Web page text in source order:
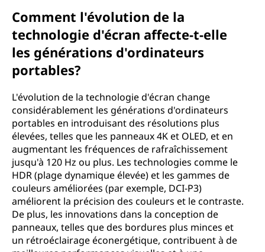
Comment l'évolution de la
technologie d'écran affecte-t-elle
les générations d'ordinateurs
portables?
L'évolution de la technologie d'écran change
considérablement les générations d'ordinateurs
portables en introduisant des résolutions plus
élevées, telles que les panneaux 4K et OLED, et en
augmentant les fréquences de rafraîchissement
jusqu'à 120 Hz ou plus. Les technologies comme le
HDR (plage dynamique élevée) et les gammes de
couleurs améliorées (par exemple, DCI-P3)
améliorent la précision des couleurs et le contraste.
De plus, les innovations dans la conception de
panneaux, telles que des bordures plus minces et
un rétroéclairage éconergétique, contribuent à de